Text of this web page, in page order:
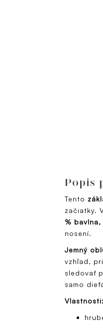
Popis
Tento
začiatky.
% bavlna,
nosení.
Jemný
vzhľad,
sledovať
samo
Vlastnosti: